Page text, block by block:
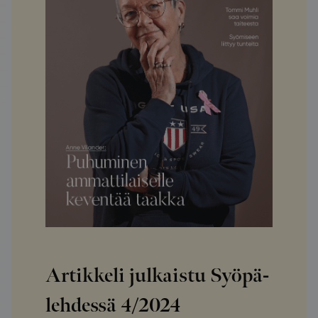
Artikkeli julkaistu Syöpä-
lehdessä 4/2024